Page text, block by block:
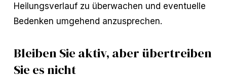
Heilungsverlauf zu überwachen und eventuelle
Bedenken umgehend anzusprechen.
Bleiben Sie aktiv, aber übertreiben
Sie es nicht